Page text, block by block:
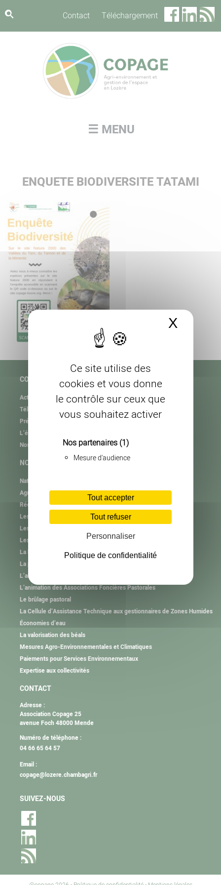
Ce site utilise des
cookies et vous donne
le contrôle sur ceux que
vous souhaitez activer
Nos partenaires (1)
Mesure d'audience
Tout accepter
Tout refuser
Personnaliser
Politique de confidentialité
X
Contact Téléchargement
☰ MENU
ENQUETE BIODIVERSITE TATAMI
COPAGE
Actualités
Téléchargement
Présentation de l’association
L’équipe
Nos partenaires
NOS MISSIONS
Natura 2000
Agrifaune
RéeL CPIE de Lozère
Les plastiques agricoles
Les autres collectes
Les consignes de tri
La haie et l’arbre hors forêt
La plantation et l’animation
L’animation des Groupements Pastoraux
L’animation des Associations Foncières Pastorales
Le brûlage pastoral
La Cellule d’Assistance Technique aux gestionnaires de Zones Humides
Économies d’eau
La valorisation des béals
Mesures Agro-Environnementales et Climatiques
Paiements pour Services Environnementaux
Expertise aux collectivités
CONTACT
Adresse :
Association Copage 25
avenue Foch 48000 Mende
Numéro de téléphone :
04 66 65 64 57
Email :
copage@lozere.chambagri.fr
SUIVEZ-NOUS